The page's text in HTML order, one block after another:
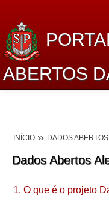
ABERTOS
Lei de Acesso à
Dados
INÍCIO DADOS
Dados Abertos
1. O que é o projeto